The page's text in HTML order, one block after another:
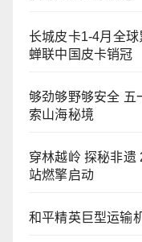
长城皮卡1-4月全
蝉联中国皮卡销冠
够劲够野够安全 五
索山海秘境
穿林越岭 探秘非遗
站燃擎启动
和平精英巨型运输